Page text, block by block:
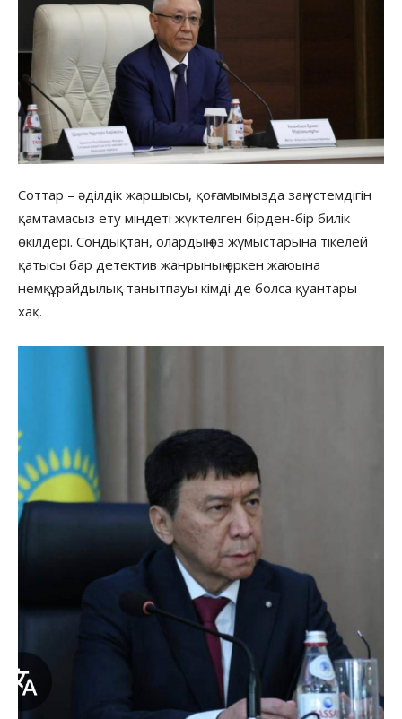
Соттар – әділдік жаршысы, қоғамымызда заң үстемдігін
қамтамасыз ету міндеті жүктелген бірден-бір билік
өкілдері. Сондықтан, олардың өз жұмыстарына тікелей
қатысы бар детектив жанрының өркен жаюына
немқұрайдылық танытпауы кімді де болса қуантары
хақ.